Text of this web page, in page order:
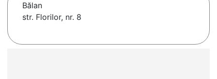
Bălan
str. Florilor, nr. 8